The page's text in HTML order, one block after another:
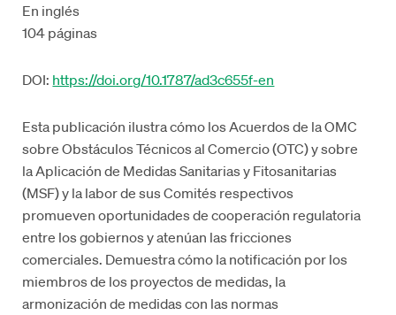
En inglés
104 páginas
DOI: https://doi.org/10.1787/ad3c655f-en
Esta publicación ilustra cómo los Acuerdos de la OMC
sobre Obstáculos Técnicos al Comercio (OTC) y sobre
la Aplicación de Medidas Sanitarias y Fitosanitarias
(MSF) y la labor de sus Comités respectivos
promueven oportunidades de cooperación regulatoria
entre los gobiernos y atenúan las fricciones
comerciales. Demuestra cómo la notificación por los
miembros de los proyectos de medidas, la
armonización de medidas con las normas